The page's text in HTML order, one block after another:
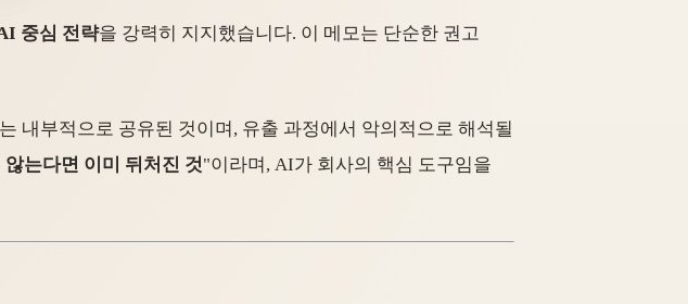
중심 전략을 강력히 지지했습니다. 이 메모는 단순한 권고
내부적으로 공유된 것이며, 유출 과정에서 악의적으로 해석될
는다면 이미 뒤처진 것"이라며, AI가 회사의 핵심 도구임을